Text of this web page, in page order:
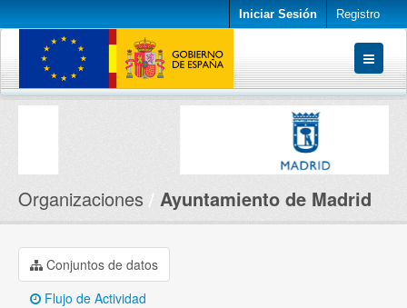
Iniciar Sesión Registro
Conjuntos de datos
Organizaciones Ayuntamiento de Madrid
Conjuntos de datos
Flujo de Actividad